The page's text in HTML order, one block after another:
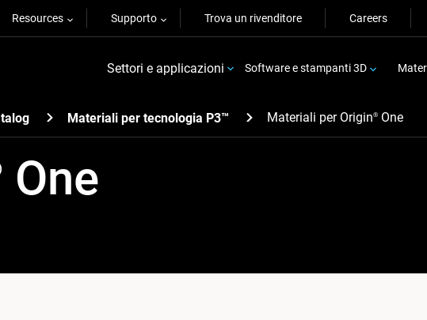
Resources Supporto Trova un rivenditore Careers
Settori e applicazioni Software e stampanti 3D
Materiali per tecnologia P3™ Materiali per Origin® One
One